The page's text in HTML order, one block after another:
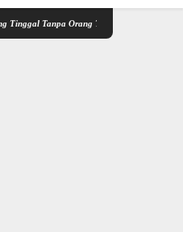
Tua, Siapkan Bantuan Demi Raih